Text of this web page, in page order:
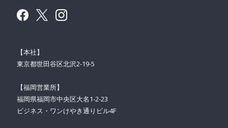
【本社】
東京都世田谷区北沢2-19-5
【福岡営業所】
福岡県福岡市中央区大名1-2-23
ビジネス・ワンけやき通りビル4F